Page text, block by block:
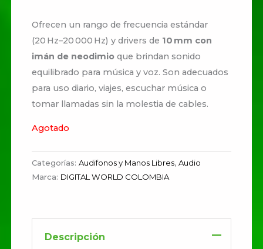
Ofrecen un rango de frecuencia estándar
(20 Hz–20 000 Hz) y drivers de 10 mm con
imán de neodimio que brindan sonido
equilibrado para música y voz. Son adecuados
para uso diario, viajes, escuchar música o
tomar llamadas sin la molestia de cables.
Agotado
Categorías:Audifonos y Manos Libres,Audio
Marca: DIGITAL WORLD COLOMBIA
Descripción